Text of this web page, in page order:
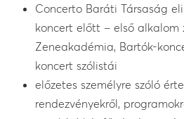
Concerto Baráti Társaság
koncert előtt – első alkalom
Zeneakadémia, Bartók-
koncert szólistái
előzetes személyre szóló
rendezvényekről,